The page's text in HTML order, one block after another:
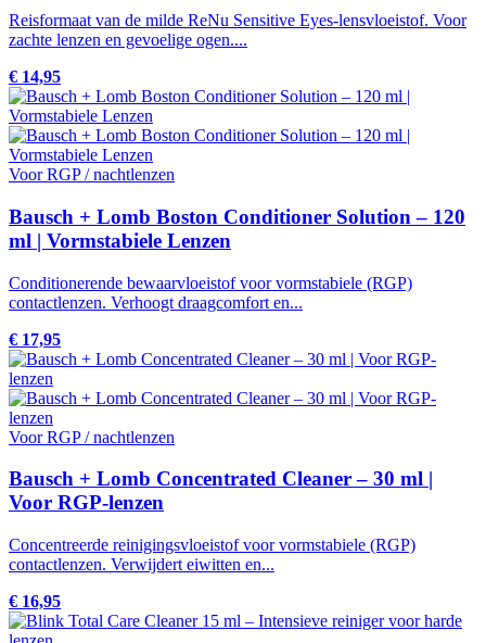
Reisformaat van de milde ReNu Sensitive Eyes-lensvloeistof. Voor
zachte lenzen en gevoelige ogen....
€ 14,95
Voor RGP / nachtlenzen
Bausch + Lomb Boston Conditioner Solution – 120
ml | Vormstabiele Lenzen
Conditionerende bewaarvloeistof voor vormstabiele (RGP)
contactlenzen. Verhoogt draagcomfort en...
€ 17,95
Voor RGP / nachtlenzen
Bausch + Lomb Concentrated Cleaner – 30 ml |
Voor RGP-lenzen
Concentreerde reinigingsvloeistof voor vormstabiele (RGP)
contactlenzen. Verwijdert eiwitten en...
€ 16,95